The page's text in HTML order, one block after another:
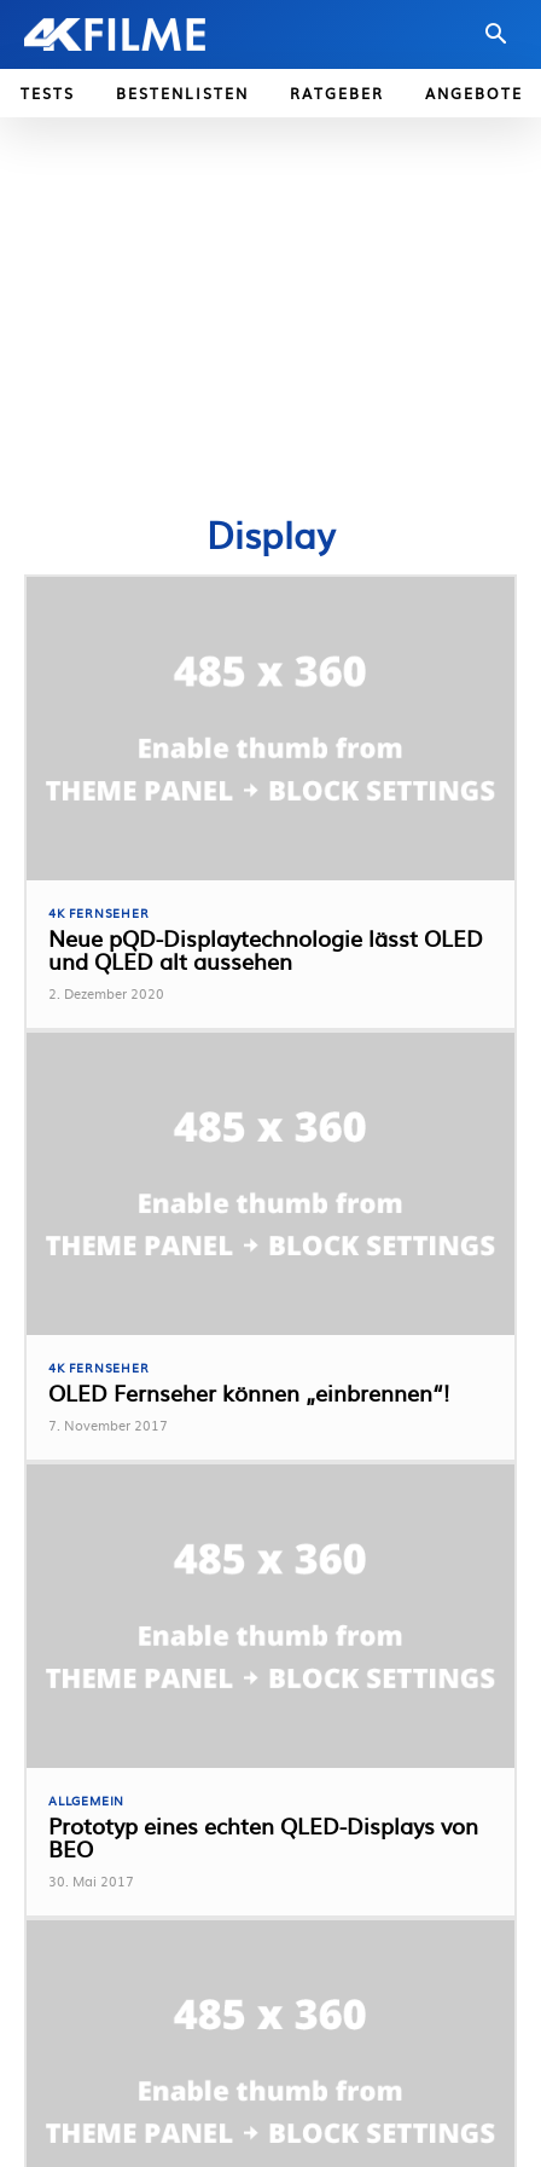
TESTS BESTENLISTEN RATGEBER ANGEBOTE
Display
4K FERNSEHER
Neue pQD-Displaytechnologie lässt OLED
und QLED alt aussehen
2. Dezember 2020
4K FERNSEHER
OLED Fernseher können „einbrennen“!
7. November 2017
ALLGEMEIN
Prototyp eines echten QLED-Displays von
BEO
30. Mai 2017